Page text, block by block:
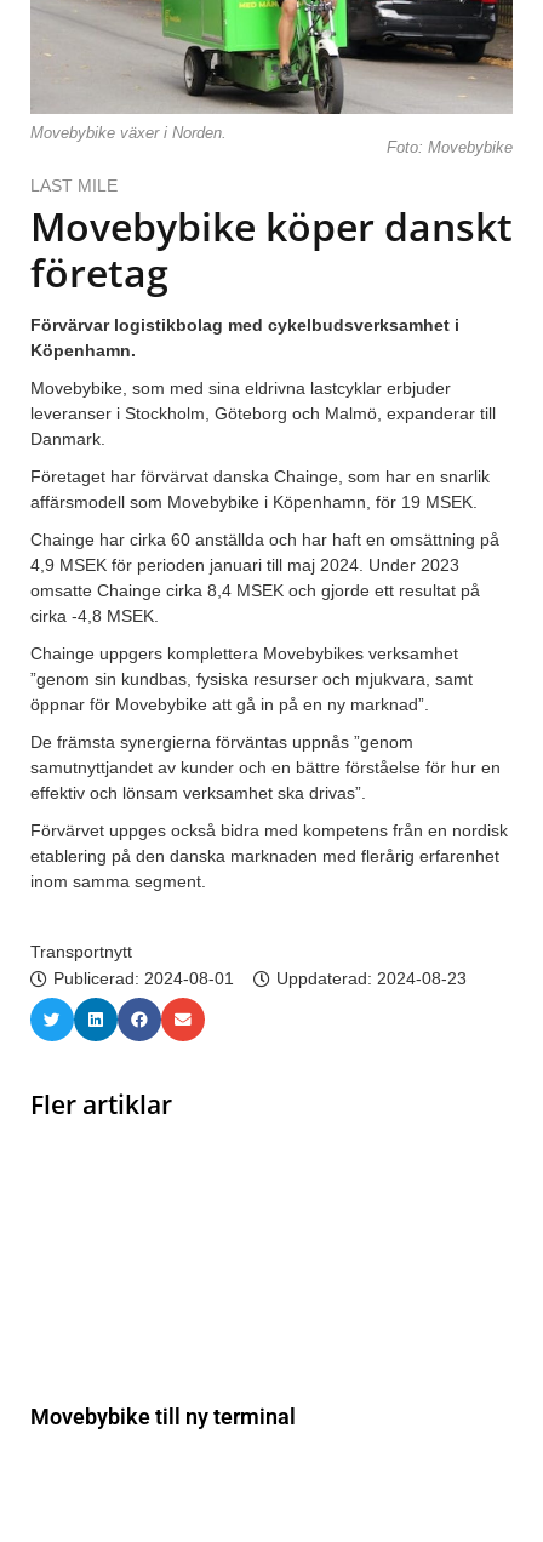
Movebybike växer i Norden.
Foto: Movebybike
LAST MILE
Movebybike köper danskt
företag
Förvärvar logistikbolag med cykelbudsverksamhet i
Köpenhamn.
Movebybike, som med sina eldrivna lastcyklar erbjuder
leveranser i Stockholm, Göteborg och Malmö, expanderar till
Danmark.
Företaget har förvärvat danska Chainge, som har en snarlik
affärsmodell som Movebybike i Köpenhamn, för 19 MSEK.
Chainge har cirka 60 anställda och har haft en omsättning på
4,9 MSEK för perioden januari till maj 2024. Under 2023
omsatte Chainge cirka 8,4 MSEK och gjorde ett resultat på
cirka -4,8 MSEK.
Chainge uppgers komplettera Movebybikes verksamhet
”genom sin kundbas, fysiska resurser och mjukvara, samt
öppnar för Movebybike att gå in på en ny marknad”.
De främsta synergierna förväntas uppnås ”genom
samutnyttjandet av kunder och en bättre förståelse för hur en
effektiv och lönsam verksamhet ska drivas”.
Förvärvet uppges också bidra med kompetens från en nordisk
etablering på den danska marknaden med flerårig erfarenhet
inom samma segment.
Transportnytt
Publicerad: 2024-08-01 Uppdaterad: 2024-08-23
Fler artiklar
Movebybike till ny terminal